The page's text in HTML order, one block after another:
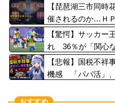
【琵琶湖三市同時
催されるのか…Ｈ
なし、３自治体は
【驚愕】サッカー
れ 36％が「関心な
【悲報】国税不祥
機感 「パパ活」